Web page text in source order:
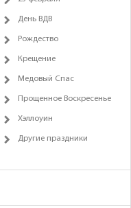
День ВДВ
Рождество
Крещение
Медовый Спас
Прощенное Воскресенье
Хэллоуин
Другие праздники